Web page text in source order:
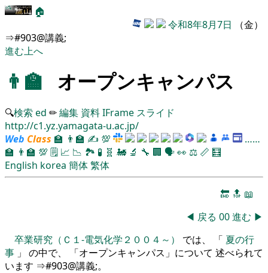
🏠
令和8年8月7日 （金）
⇒#903@講義;
進む上へ
👨‍🏫 オープンキャンパス
🔍検索 ed ✏編集 資料IFrame スライド
http://c1.yz.yamagata-u.ac.jp/
Web Class 🏫 👨‍🏫 ✍ 💯
……
🏫 👨‍🏫 💯 🗒️ 📈 📉 🏞 🧪 🧬 🚂 🔬 🔧 🏢 🗣️👀 ⚖️ 📏 🧮
English korea 簡体繁体
🔚 🔝 📖
◀ 戻る 00進む ▶
卒業研究（Ｃ１-電気化学２００４～） では、 「 夏の行
事 」 の中で、 「オープンキャンパス」について 述べられて
います ⇒#903@講義;。